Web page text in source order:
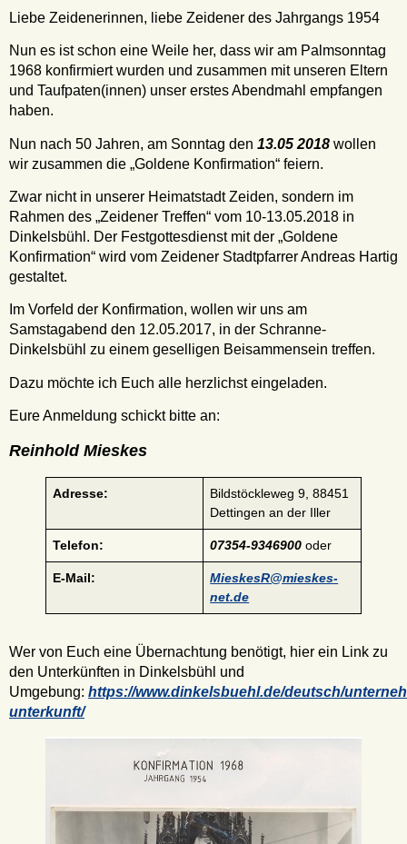
Liebe Zeidenerinnen, liebe Zeidener des Jahrgangs 1954
Nun es ist schon eine Weile her, dass wir am Palmsonntag
1968 konfirmiert wurden und zusammen mit unseren Eltern
und Taufpaten(innen) unser erstes Abendmahl empfangen
haben.
Nun nach 50 Jahren, am Sonntag den 13.05 2018 wollen
wir zusammen die „Goldene Konfirmation“ feiern.
Zwar nicht in unserer Heimatstadt Zeiden, sondern im
Rahmen des „Zeidener Treffen“ vom 10-13.05.2018 in
Dinkelsbühl. Der Festgottesdienst mit der „Goldene
Konfirmation“ wird vom Zeidener Stadtpfarrer Andreas Hartig
gestaltet.
Im Vorfeld der Konfirmation, wollen wir uns am
Samstagabend den 12.05.2017, in der Schranne-
Dinkelsbühl zu einem geselligen Beisammensein treffen.
Dazu möchte ich Euch alle herzlichst eingeladen.
Eure Anmeldung schickt bitte an:
Reinhold Mieskes
Adresse:
Bildstöckleweg 9, 88451
Dettingen an der Iller
Telefon: 07354-9346900 oder
E-Mail:
MieskesR@mieskes-
net.de
Wer von Euch eine Übernachtung benötigt, hier ein Link zu
den Unterkünften in Dinkelsbühl und
Umgebung: https://www.dinkelsbuehl.de/deutsch/
unterkunft/